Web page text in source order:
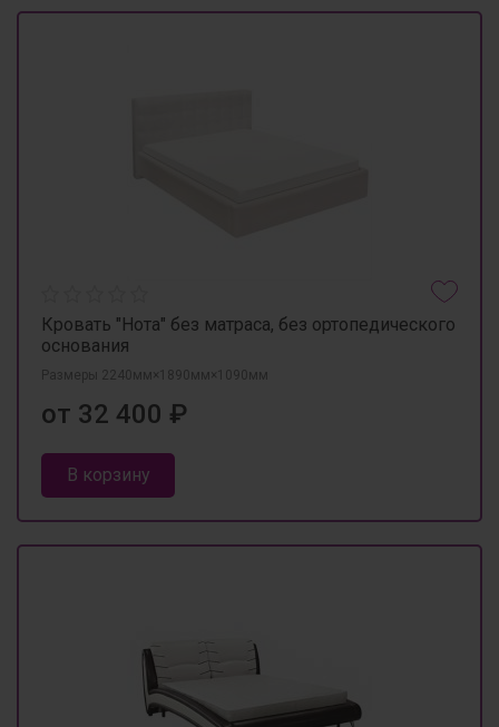
Кровать "Нота" без матраса, без ортопедического
основания
Размеры 2240мм×1890мм×1090мм
от 32 400 ₽
В корзину